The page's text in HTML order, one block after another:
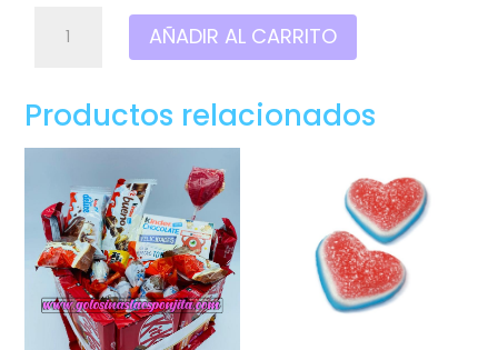
Rellena
de
chuches.
cantidad
AÑADIR AL CARRITO
Productos relacionados